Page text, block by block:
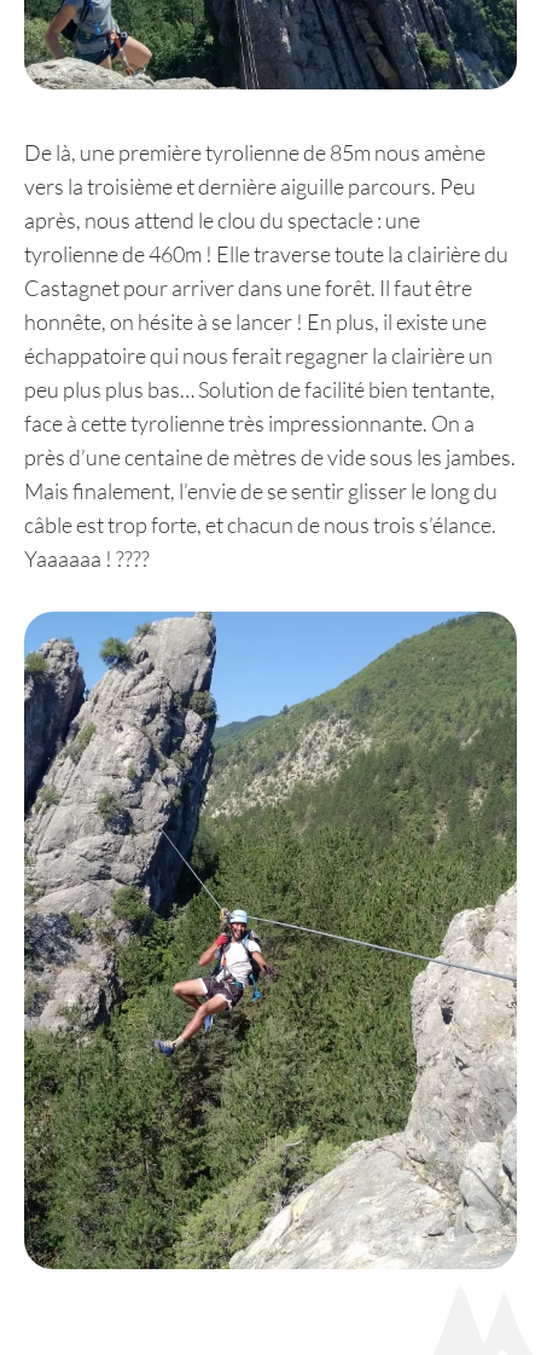
De là, une première tyrolienne de 85m nous amène
vers la troisième et dernière aiguille parcours. Peu
après, nous attend le clou du spectacle : une
tyrolienne de 460m ! Elle traverse toute la clairière du
Castagnet pour arriver dans une forêt. Il faut être
honnête, on hésite à se lancer ! En plus, il existe une
échappatoire qui nous ferait regagner la clairière un
peu plus plus bas… Solution de facilité bien tentante,
face à cette tyrolienne très impressionnante. On a
près d’une centaine de mètres de vide sous les jambes.
Mais finalement, l’envie de se sentir glisser le long du
câble est trop forte, et chacun de nous trois s’élance.
Yaaaaaa ! ????